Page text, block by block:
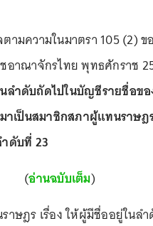
ามความในมาตรา 105 (2) ข
อาณาจักรไทย พุทธศักราช
ลำดับถัดไปในบัญชีรายชื่อข
าเป็นสมาชิกสภาผู้แทนราษ
ดับที่ 23
(อ่านฉบับเต็ม)
าษฎร เรื่อง ให้ผู้มีชื่ออยู่ในล